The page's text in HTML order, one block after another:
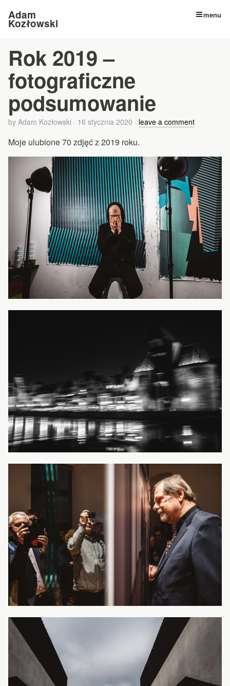
Adam
Kozłowski
menu
Rok 2019 –
fotograficzne
podsumowanie
by Adam Kozłowski · 16 stycznia 2020 · leave a comment
Moje ulubione 70 zdjęć z 2019 roku.